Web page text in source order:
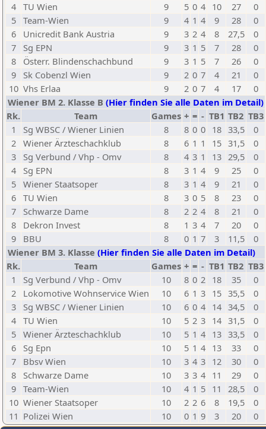
4 TU Wien 9 5 0 4 10 27
0
5 Team-Wien 9 4 1 4 9 28
0
6
Unicredit Bank Austria 9 3 2 4 8 27,5
0
7
Sg EPN 9 3 1 5 7 28
0
8
Österr. Blindenschachbund 9 3 1 5 7 26
0
9
Sk Cobenzl Wien 9 2 0 7 4 21
0
10 Vhs Erlaa 9 2 0 7 4 17
0
Wiener BM 2. Klasse B (Hier finden Sie alle Daten im Detail)
Rk.
Team Games + = - TB1 TB2 TB3
1
Sg WBSC / Wiener Linien 8 8 0 0 18 33,5
0
2 Wiener Ärzteschachklub 8 6 1 1 15 31,5
0
3
Sg Verbund / Vhp - Omv 8 4 3 1 13 29,5
0
4
Sg EPN 8 3 1 4 9 25
0
5 Wiener Staatsoper 8 3 1 4 9 21
0
6 TU Wien 8 3 0 5 8 23
0
7
Schwarze Dame 8 2 2 4 8 21
0
8
Dekron Invest 8 1 3 4 7 20
0
9
BBU 8 0 1 7 3 11,5
0
Wiener BM 3. Klasse (Hier finden Sie alle Daten im Detail)
Rk.
Team Games + = - TB1 TB2 TB3
1
Sg Verbund / Vhp - Omv 10 8 0 2 18 35
0
2
Lokomotive Wohnservice Wien 10 6 1 3 15 35,5
0
3
Sg WBSC / Wiener Linien 10 6 0 4 14 34,5
0
4 TU Wien 10 5 2 3 14 31,5
0
5 Wiener Ärzteschachklub 10 5 1 4 13 33,5
0
6
Sg Epn 10 5 1 4 13 33
0
7
Bbsv Wien 10 3 4 3 12 30
0
8
Schwarze Dame 10 3 3 4 11 29
0
9 Team-Wien 10 4 1 5 11 28,5
0
10 Wiener Staatsoper 10 2 2 6 8 19,5
0
11 Polizei Wien 10 0 1 9 3 20 0